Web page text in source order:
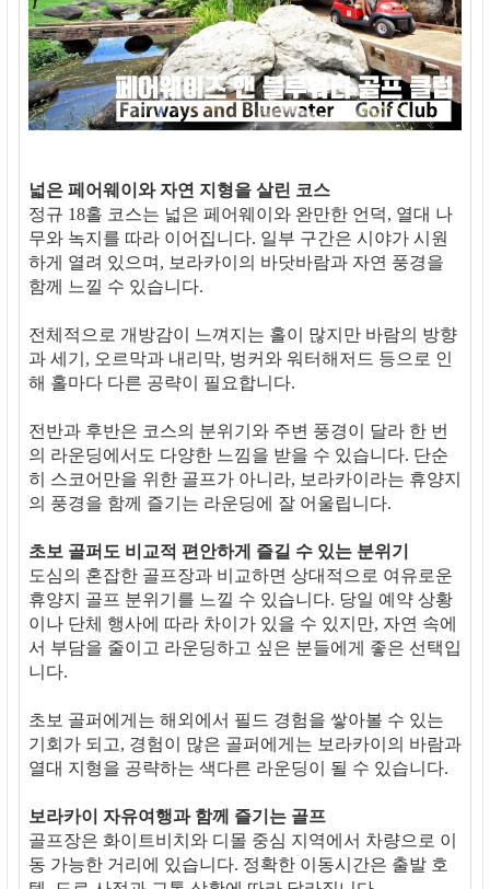
넓은 페어웨이와 자연 지형을 살린 코스
정규 18홀 코스는 넓은 페어웨이와 완만한 언덕, 열대 나
무와 녹지를 따라 이어집니다. 일부 구간은 시야가 시원
하게 열려 있으며, 보라카이의 바닷바람과 자연 풍경을
함께 느낄 수 있습니다.
전체적으로 개방감이 느껴지는 홀이 많지만 바람의 방향
과 세기, 오르막과 내리막, 벙커와 워터해저드 등으로 인
해 홀마다 다른 공략이 필요합니다.
전반과 후반은 코스의 분위기와 주변 풍경이 달라 한 번
의 라운딩에서도 다양한 느낌을 받을 수 있습니다. 단순
히 스코어만을 위한 골프가 아니라, 보라카이라는 휴양지
의 풍경을 함께 즐기는 라운딩에 잘 어울립니다.
초보 골퍼도 비교적 편안하게 즐길 수 있는 분위기
도심의 혼잡한 골프장과 비교하면 상대적으로 여유로운
휴양지 골프 분위기를 느낄 수 있습니다. 당일 예약 상황
이나 단체 행사에 따라 차이가 있을 수 있지만, 자연 속에
서 부담을 줄이고 라운딩하고 싶은 분들에게 좋은 선택입
니다.
초보 골퍼에게는 해외에서 필드 경험을 쌓아볼 수 있는
기회가 되고, 경험이 많은 골퍼에게는 보라카이의 바람과
열대 지형을 공략하는 색다른 라운딩이 될 수 있습니다.
보라카이 자유여행과 함께 즐기는 골프
골프장은 화이트비치와 디몰 중심 지역에서 차량으로 이
동 가능한 거리에 있습니다. 정확한 이동시간은 출발 호